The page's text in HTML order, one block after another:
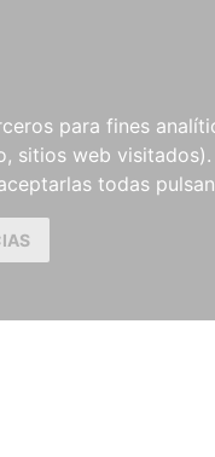
para fines
sitios web visitados).
todas
Y EDICIONES